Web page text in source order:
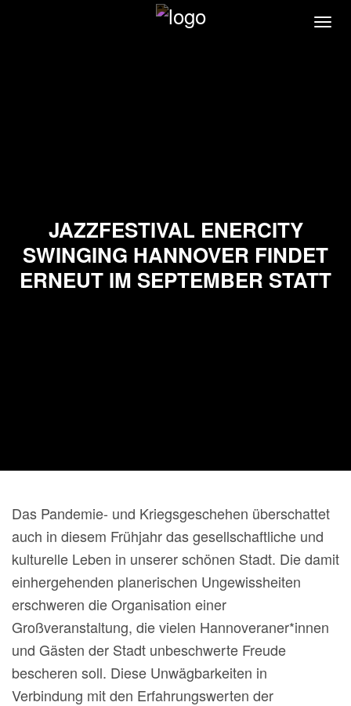
JAZZFESTIVAL ENERCITY
SWINGING HANNOVER FINDET
ERNEUT IM SEPTEMBER STATT
Das Pandemie- und Kriegsgeschehen überschattet
auch in diesem Frühjahr das gesellschaftliche und
kulturelle Leben in unserer schönen Stadt. Die damit
einhergehenden planerischen Ungewissheiten
erschweren die Organisation einer
Großveranstaltung, die vielen Hannoveraner*innen
und Gästen der Stadt unbeschwerte Freude
bescheren soll. Diese Unwägbarkeiten in
Verbindung mit den Erfahrungswerten der